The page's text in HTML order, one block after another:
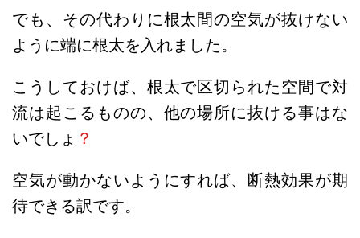
でも、その代わりに根太間の空気が抜けない
ように端に根太を入れました。
こうしておけば、根太で区切られた空間で対
流は起こるものの、他の場所に抜ける事はな
いでしょ ？
空気が動かないようにすれば、断熱効果が期
待できる訳です。